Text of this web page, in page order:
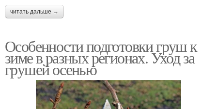
читать дальше →
Особенности подготовки груш к
зиме в разных регионах. Уход за
грушей осенью